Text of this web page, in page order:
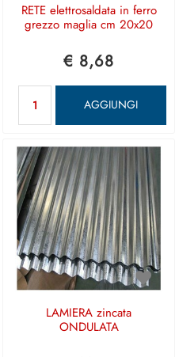
RETE elettrosaldata in ferro
grezzo maglia cm 20x20
€ 8,68
AGGIUNGI
LAMIERA zincata
ONDULATA